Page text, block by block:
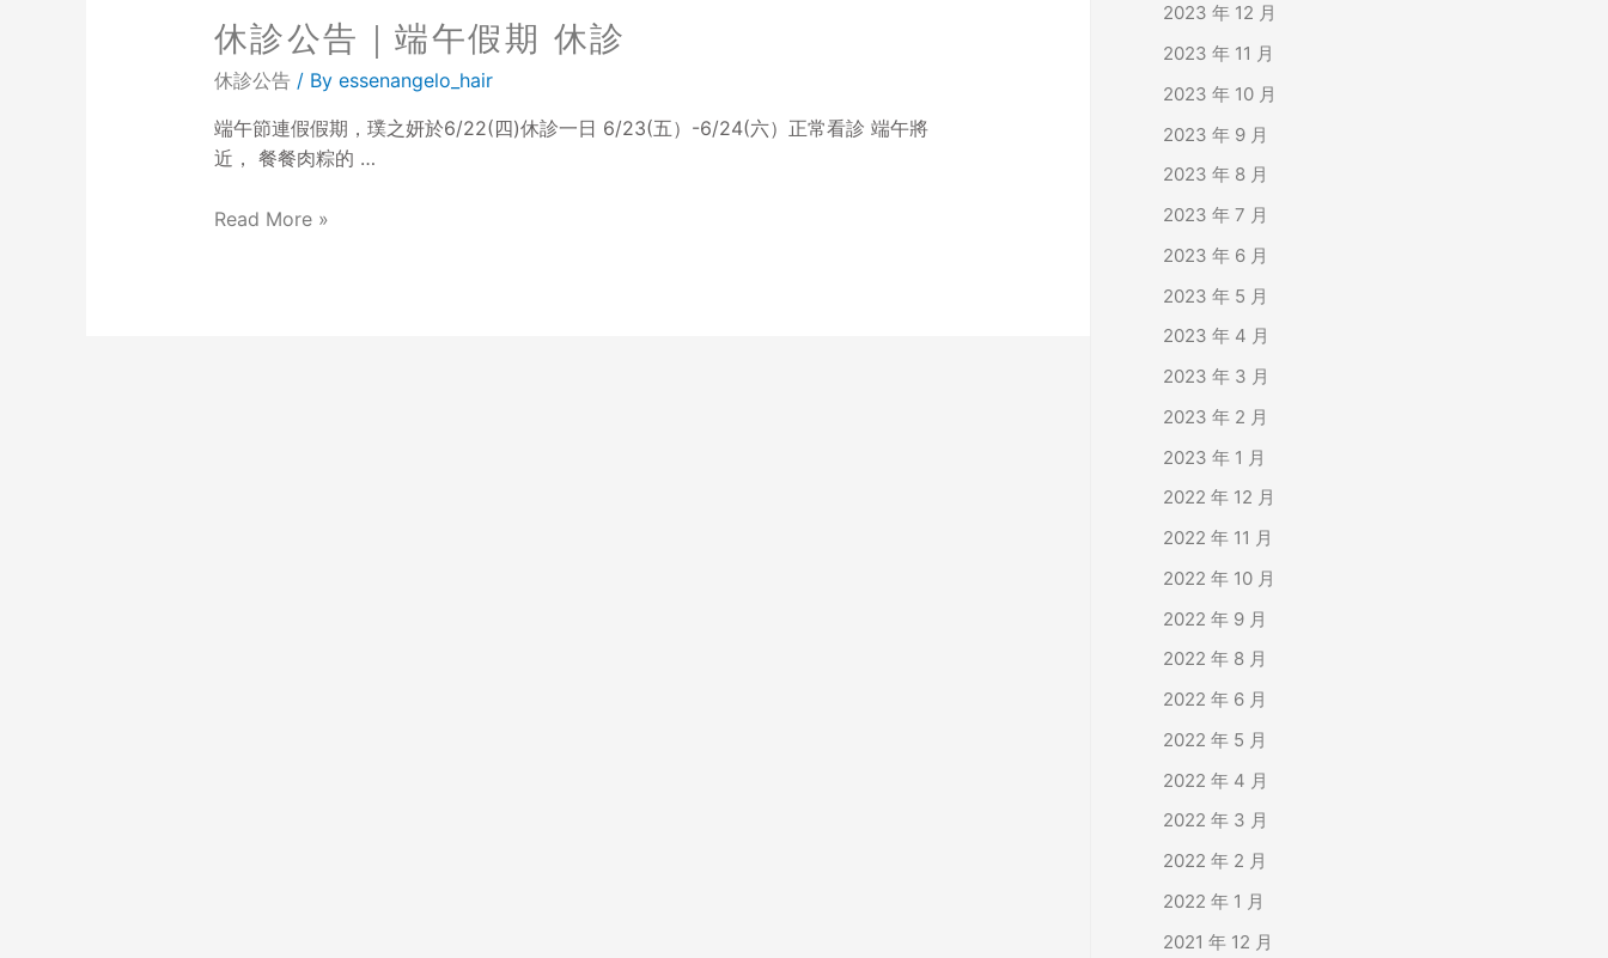
休診公告｜端午假期 休診
休診公告 / By essenangelo_hair
端午節連假假期，璞之妍於6/22(四)休診一日 6/23(五）-6/24(六）正常看診 端午將
近， 餐餐肉粽的 …
Read More »
2023 年 12 月
2023 年 11 月
2023 年 10 月
2023 年 9 月
2023 年 8 月
2023 年 7 月
2023 年 6 月
2023 年 5 月
2023 年 4 月
2023 年 3 月
2023 年 2 月
2023 年 1 月
2022 年 12 月
2022 年 11 月
2022 年 10 月
2022 年 9 月
2022 年 8 月
2022 年 6 月
2022 年 5 月
2022 年 4 月
2022 年 3 月
2022 年 2 月
2022 年 1 月
2021 年 12 月